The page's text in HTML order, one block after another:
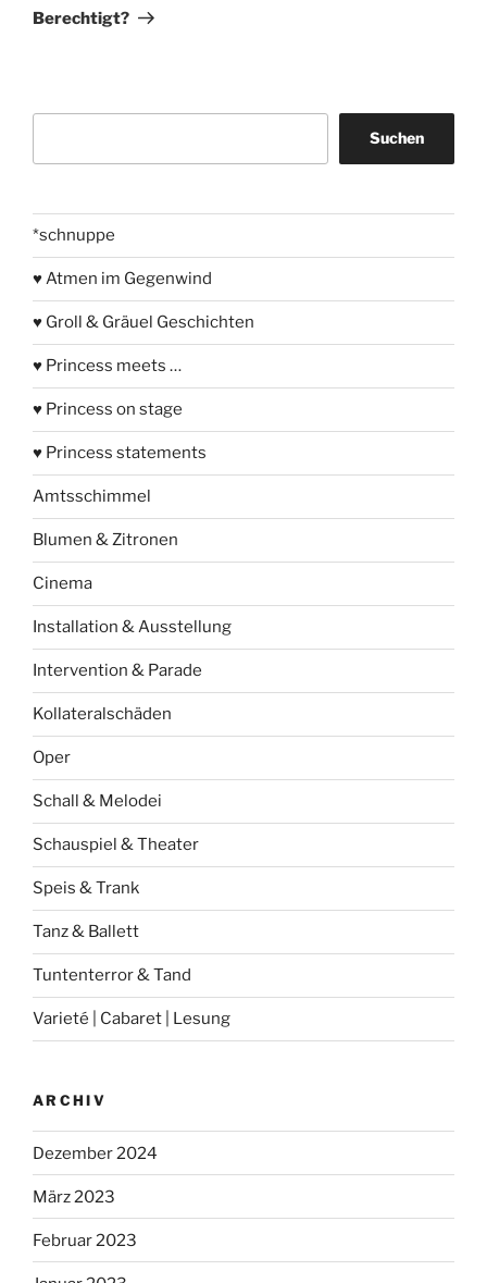
Beitrag
Berechtigt?
Suchen
*schnuppe
♥ Atmen im Gegenwind
♥ Groll & Gräuel Geschichten
♥ Princess meets …
♥ Princess on stage
♥ Princess statements
Amtsschimmel
Blumen & Zitronen
Cinema
Installation & Ausstellung
Intervention & Parade
Kollateralschäden
Oper
Schall & Melodei
Schauspiel & Theater
Speis & Trank
Tanz & Ballett
Tuntenterror & Tand
Varieté | Cabaret | Lesung
ARCHIV
Dezember 2024
März 2023
Februar 2023